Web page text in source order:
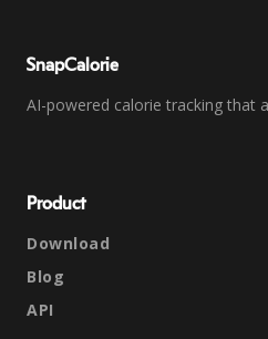
SnapCalorie
AI-powered calorie tracking that
Product
Download
Blog
API